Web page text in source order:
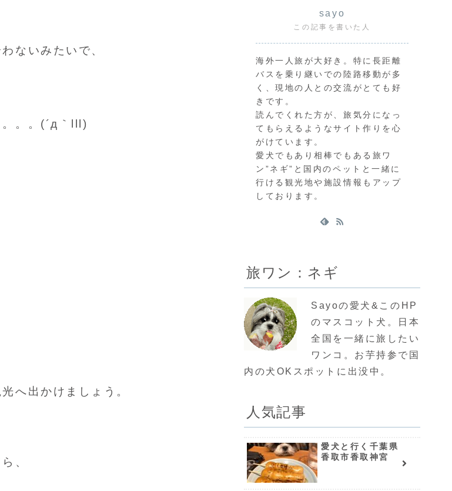
ないみたいで、
。。(´д｀lll)
へ出かけましょう。
、
sayo
この記事を書いた人
海外一人旅が大好き。特に長距離
バスを乗り継いでの陸路移動が多
く、現地の人との交流がとても好
きです。
読んでくれた方が、旅気分になっ
てもらえるようなサイト作りを心
がけています。
愛犬でもあり相棒でもある旅ワ
ン”ネギ”と国内のペットと一緒に
行ける観光地や施設情報もアップ
しております。
旅ワン：ネギ
Sayoの愛犬&このHP
のマスコット犬。日本
全国を一緒に旅したい
ワンコ。お芋持参で国
内の犬OKスポットに出没中。
人気記事
愛犬と行く千葉県
香取市香取神宮